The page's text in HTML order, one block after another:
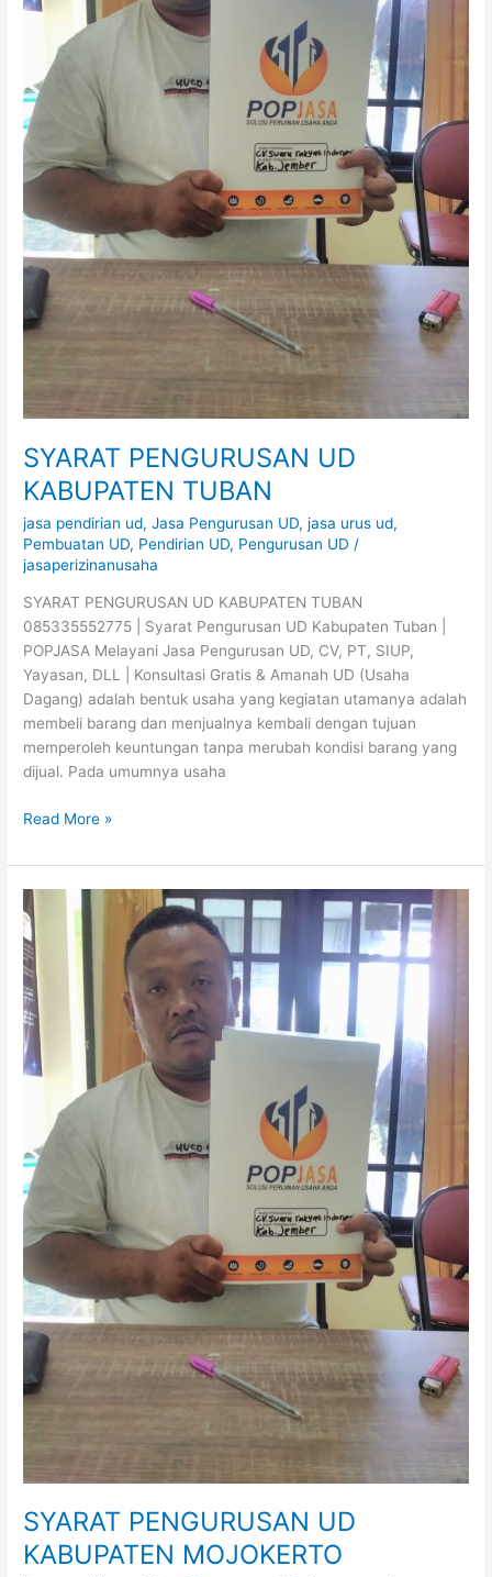
SYARAT PENGURUSAN UD
KABUPATEN TUBAN
jasa pendirian ud,Jasa Pengurusan UD,jasa urus ud,
Pembuatan UD, Pendirian UD, Pengurusan UD /
jasaperizinanusaha
SYARAT PENGURUSAN UD KABUPATEN TUBAN
085335552775 | Syarat Pengurusan UD Kabupaten Tuban |
POPJASA Melayani Jasa Pengurusan UD, CV, PT, SIUP,
Yayasan, DLL | Konsultasi Gratis & Amanah UD (Usaha
Dagang) adalah bentuk usaha yang kegiatan utamanya adalah
membeli barang dan menjualnya kembali dengan tujuan
memperoleh keuntungan tanpa merubah kondisi barang yang
dijual. Pada umumnya usaha
Read More »
SYARAT PENGURUSAN UD
KABUPATEN MOJOKERTO
SYARAT
PENGURUSAN
UD
KABUPATEN
MOJOKERTO